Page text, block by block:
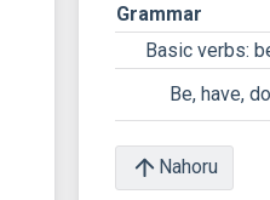
Grammar
Basic verbs:
Be, have,
Nahoru